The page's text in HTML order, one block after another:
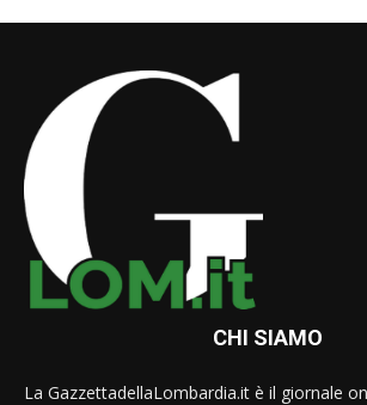
CHI SIAMO
La GazzettadellaLombardia.it è il giornale